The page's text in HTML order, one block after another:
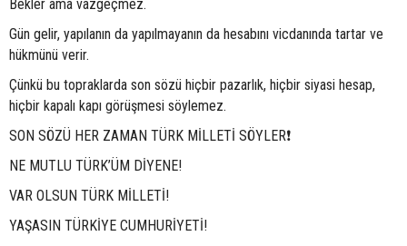
Bekler ama vazgeçmez.
Gün gelir, yapılanın da yapılmayanın da hesabını vicdanında tartar ve
hükmünü verir.
Çünkü bu topraklarda son sözü hiçbir pazarlık, hiçbir siyasi hesap,
hiçbir kapalı kapı görüşmesi söylemez.
SON SÖZÜ HER ZAMAN TÜRK MİLLETİ SÖYLER❗️
NE MUTLU TÜRK’ÜM DİYENE!
VAR OLSUN TÜRK MİLLETİ!
YAŞASIN TÜRKİYE CUMHURİYETİ!